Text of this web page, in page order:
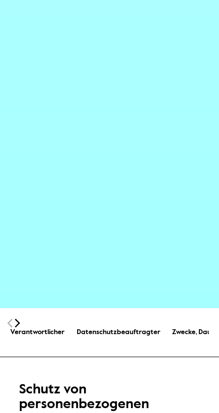
Verantwortlicher Datenschutzbeauftragter Zwecke,
Schutz von
personenbezogenen